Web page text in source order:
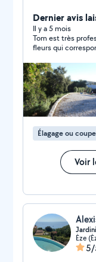
me forme en
indicatrices/
Créations de
Bassins / Maitre
types de
Remise de état Travaux de clôture Design et conseils
Travaux de maçonnerie Pose
Créations de
d'ebenisterie (
avant mes
des
adapté, traitement
solution à
Dernier avis
Il y a 5 mois
Tom est très
fleurs qui
Élagage ou
Voir
Èze